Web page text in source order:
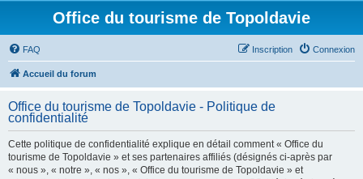
Office du tourisme de Topoldavie
FAQ Connexion
Inscription
Accueil du forum
Office du tourisme de Topoldavie - Politique de
confidentialité
Cette politique de confidentialité explique en détail comment « Office du
tourisme de Topoldavie » et ses partenaires affiliés (désignés ci-après par
« nous », « notre », « nos », « Office du tourisme de Topoldavie » et